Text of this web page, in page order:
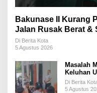
Bakunase II Kurang
Jalan Rusak Berat &
Di Berita Kota
5 Agustus 2026
Masalah
Keluhan
Di Berita
5 Agustus